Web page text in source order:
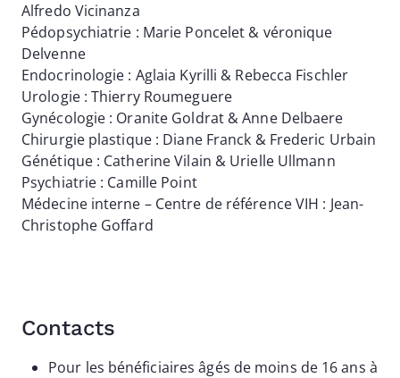
Alfredo Vicinanza
Pédopsychiatrie : Marie Poncelet & véronique
Delvenne
Endocrinologie : Aglaia Kyrilli & Rebecca Fischler
Urologie : Thierry Roumeguere
Gynécologie : Oranite Goldrat & Anne Delbaere
Chirurgie plastique : Diane Franck & Frederic Urbain
Génétique : Catherine Vilain & Urielle Ullmann
Psychiatrie : Camille Point
Médecine interne – Centre de référence VIH : Jean-
Christophe Goffard
Contacts
Pour les bénéficiaires âgés de moins de 16 ans à